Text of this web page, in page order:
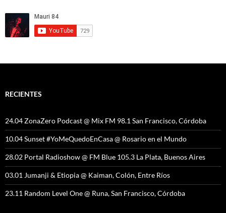
RECIENTES
24.04 ZonaZero Podcast @ Mix FM 98.1 San Francisco, Córdoba
10.04 Sunset #YoMeQuedoEnCasa @ Rosario en el Mundo
28.02 Portal Radioshow @ FM Blue 105.3 La Plata, Buenos Aires
03.01 Jumanji & Etiopia @ Kaiman, Colón, Entre Ríos
23.11 Random Level One @ Runa, San Francisco, Córdoba